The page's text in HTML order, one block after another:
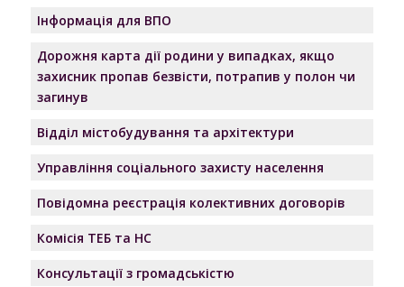
Інформація для ВПО
Дорожня карта дії родини у випадках, якщо
захисник пропав безвісти, потрапив у полон чи
загинув
Відділ містобудування та архітектури
Управління соціального захисту населення
Повідомна реєстрація колективних договорів
Комісія ТЕБ та НС
Консультації з громадськістю